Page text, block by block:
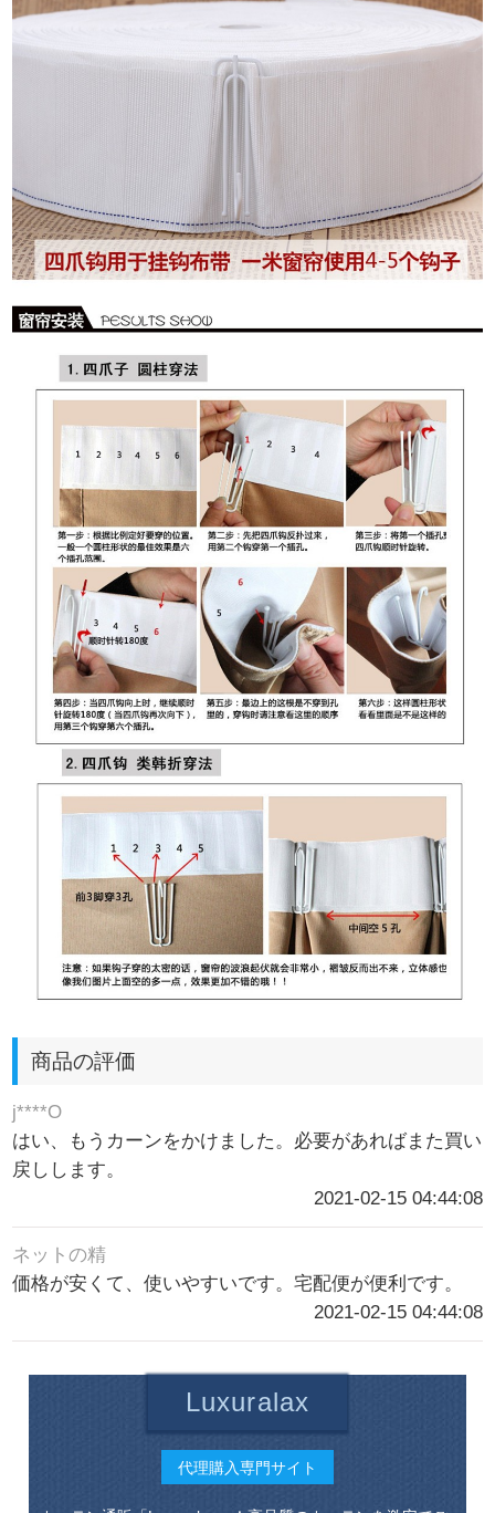
商品の評価
j****O
はい、もうカーンをかけました。必要があればまた買い
戻しします。
2021-02-15 04:44:08
ネットの精
価格が安くて、使いやすいです。宅配便が便利です。
2021-02-15 04:44:08
Luxuralax
代理購入専門サイト